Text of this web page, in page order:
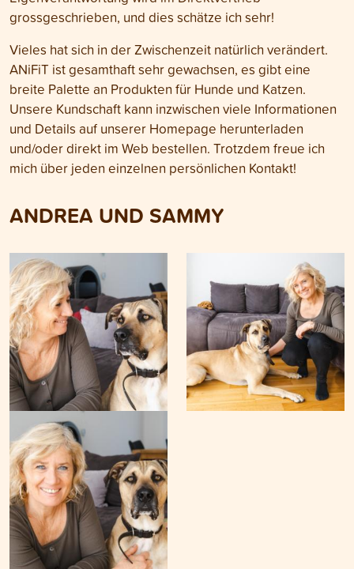
grossgeschrieben, und dies schätze ich sehr!
Vieles hat sich in der Zwischenzeit natürlich verändert.
ANiFiT ist gesamthaft sehr gewachsen, es gibt eine
breite Palette an Produkten für Hunde und Katzen.
Unsere Kundschaft kann inzwischen viele Informationen
und Details auf unserer Homepage herunterladen
und/oder direkt im Web bestellen. Trotzdem freue ich
mich über jeden einzelnen persönlichen Kontakt!
ANDREA UND SAMMY